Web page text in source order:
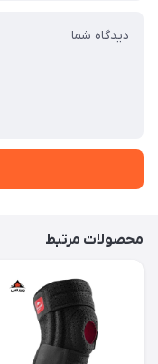
محصولات مرتبط